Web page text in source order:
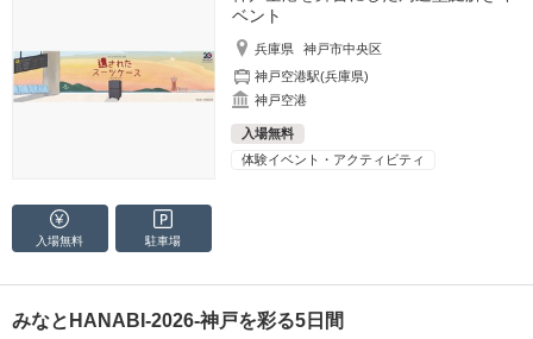
ベント
兵庫県
神戸市中央区
神戸空港駅(兵庫県)
神戸空港
入場無料
体験イベント・アクティビティ
入場無料 駐車場
みなとHANABI-2026-神戸を彩る5日間